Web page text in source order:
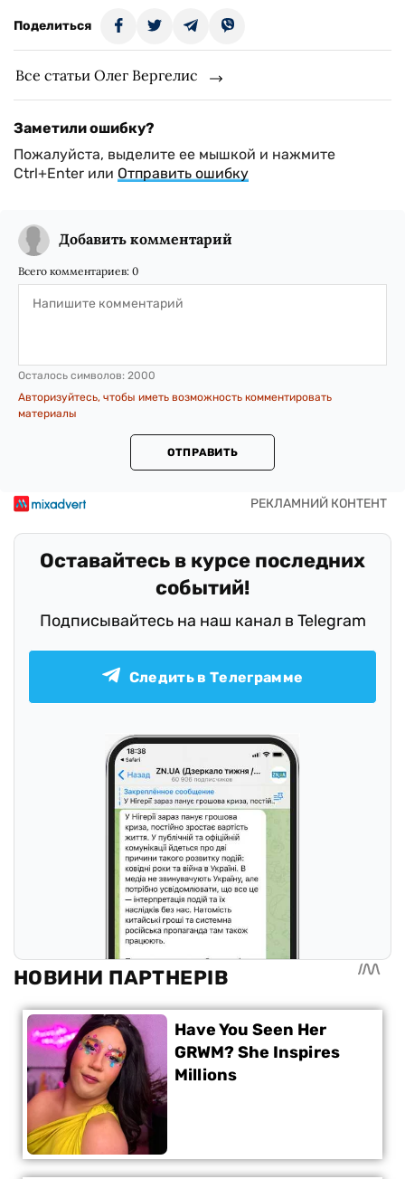
Поделиться
Все статьи Олег Вергелис
Заметили ошибку?
Пожалуйста, выделите ее мышкой и нажмите
Ctrl+Enter или Отправить ошибку
Добавить комментарий
Всего комментариев: 0
Осталось символов: 2000
Авторизуйтесь, чтобы иметь возможность комментировать
материалы
ОТПРАВИТЬ
Оставайтесь в курсе последних
событий!
Подписывайтесь на наш канал в Telegram
Следить в Телеграмме